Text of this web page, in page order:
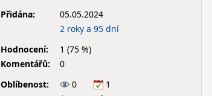
Přidána:
05.05.2024
2 roky a 95 dní
Hodnocení:
1 (75 %)
Komentářů:
0
Oblíbenost:
0
1